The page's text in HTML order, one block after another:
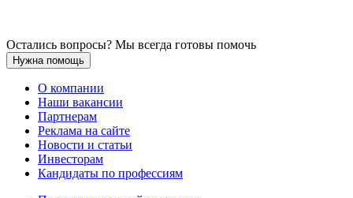
Остались вопросы? Мы всегда готовы помочь
Нужна помощь
О компании
Наши вакансии
Партнерам
Реклама на сайте
Новости и статьи
Инвесторам
Кандидаты по профессиям